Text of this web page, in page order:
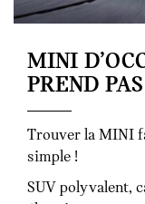
MINI
PREND
Trouver la MINI
simple !
SUV polyvalent,